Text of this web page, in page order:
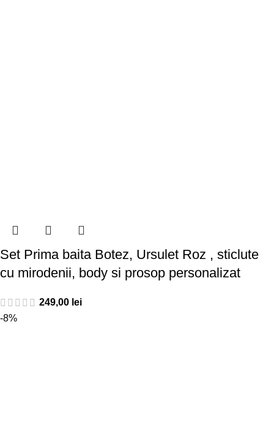
Set Prima baita Botez, Ursulet Roz , sticlute
cu mirodenii, body si prosop personalizat
249,00 lei
-8%